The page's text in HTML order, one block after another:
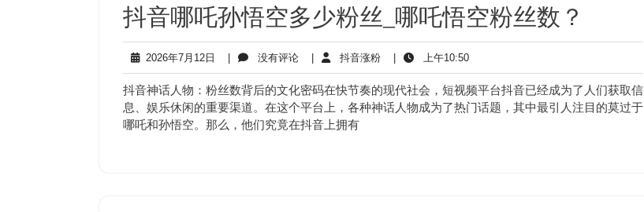
抖音哪吒孙悟空多少粉丝_哪吒悟空粉丝数？
2026年7月12日
2026
年
7
月
12
日
没有评论没
有
评
论
抖音涨粉抖
音
涨
粉
上午10:50上
午
10:50
抖音神话人物：粉丝数背后的文化密码在快节奏的现代社会，短视频平台抖音已经成为了人们获取信
息、娱乐休闲的重要渠道。在这个平台上，各种神话人物成为了热门话题，其中最引人注目的莫过于
哪吒和孙悟空。那么，他们究竟在抖音上拥有